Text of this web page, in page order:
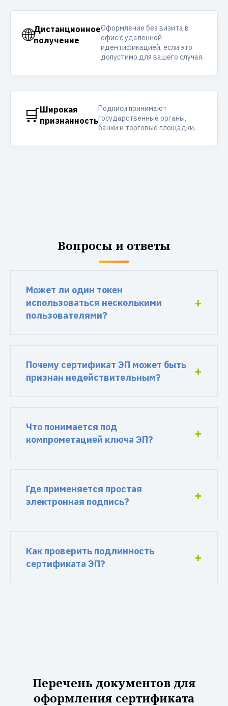
🌐Дистанционное
получение
Оформление без визита в
офис с удалённой
идентификацией, если это
допустимо для вашего случая.
🛒Широкая
признанность
Подписи принимают
государственные органы,
банки и торговые площадки.
Вопросы и ответы
Может ли один токен
использоваться несколькими
пользователями?
Почему сертификат ЭП может быть
признан недействительным?
Что понимается под
компрометацией ключа ЭП?
Где применяется простая
электронная подпись?
Как проверить подлинность
сертификата ЭП?
Перечень документов для
оформления сертификата